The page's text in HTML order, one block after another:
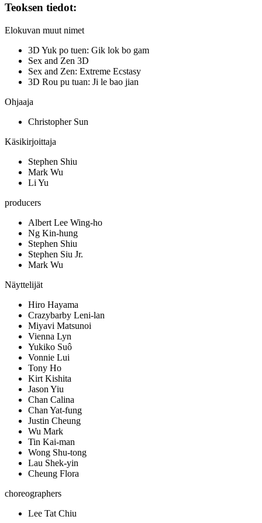
Teoksen tiedot:
Elokuvan muut nimet
3D Yuk po tuen: Gik lok bo gam
Sex and Zen 3D
Sex and Zen: Extreme Ecstasy
3D Rou pu tuan: Ji le bao jian
Ohjaaja
Christopher Sun
Käsikirjoittaja
Stephen Shiu
Mark Wu
Li Yu
producers
Albert Lee Wing-ho
Ng Kin-hung
Stephen Shiu
Stephen Siu Jr.
Mark Wu
Näyttelijät
Hiro Hayama
Crazybarby Leni-lan
Miyavi Matsunoi
Vienna Lyn
Yukiko Suô
Vonnie Lui
Tony Ho
Kirt Kishita
Jason Yiu
Chan Calina
Chan Yat-fung
Justin Cheung
Wu Mark
Tin Kai-man
Wong Shu-tong
Lau Shek-yin
Cheung Flora
choreographers
Lee Tat Chiu